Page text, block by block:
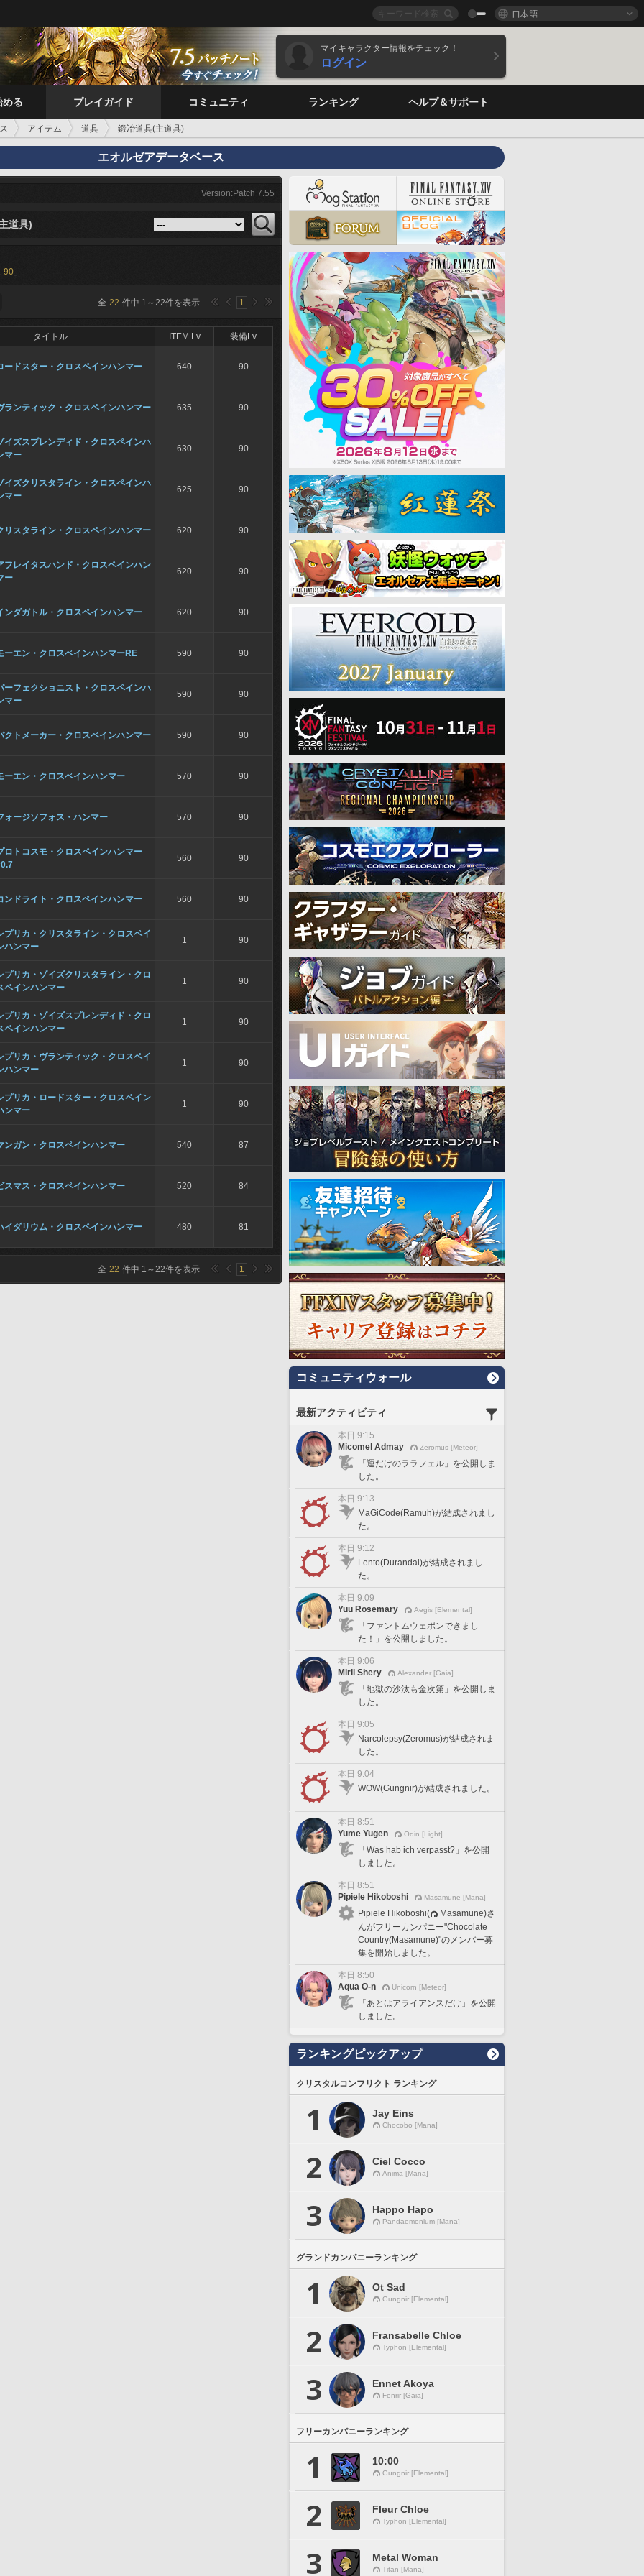
日本語
マイキャラクター情報をチェック！
ログイン
める プレイガイド コミュニティ ランキング ヘルプ＆サポート
アイテム 道具 鍛冶道具(主道具)
エオルゼアデータベース
Version:Patch 7.55
道具)
90 」
全 22 件中 1 ～22件を表示 1
タイトル ITEM Lv 装備Lv
ードスター・クロスペインハンマー 640 90
ランティック・クロスペインハンマー 635 90
イズスプレンディド・クロスペインハ
マー
630 90
イズクリスタライン・クロスペインハ
マー
625 90
リスタライン・クロスペインハンマー 620 90
フレイタスハンド・クロスペインハン
ー
620 90
ンダガトル・クロスペインハンマー 620 90
ーエン・クロスペインハンマーRE 590 90
ーフェクショニスト・クロスペインハ
マー
590 90
クトメーカー・クロスペインハンマー 590 90
ーエン・クロスペインハンマー 570 90
ォージソフォス・ハンマー 570 90
ロトコスモ・クロスペインハンマー
560 90
ンドライト・クロスペインハンマー 560 90
プリカ・クリスタライン・クロスペイ
ハンマー
1 90
プリカ・ゾイズクリスタライン・クロ
ペインハンマー
1 90
プリカ・ゾイズスプレンディド・クロ
ペインハンマー
1 90
プリカ・ヴランティック・クロスペイ
ハンマー
1 90
プリカ・ロードスター・クロスペイン
ンマー
1 90
ンガン・クロスペインハンマー 540 87
スマス・クロスペインハンマー 520 84
イダリウム・クロスペインハンマー 480 81
全 22 件中 1 ～22件を表示 1
コミュニティウォール
最新アクティビティ
本日 9:15
Micomel Admay
Zeromus [Meteor]
「運だけのララフェル」を公開しま
した。
本日 9:13
MaGiCode(Ramuh)が結成されまし
た。
本日 9:12
Lento(Durandal)が結成されまし
た。
本日 9:09
Yuu Rosemary
Aegis [Elemental]
「ファントムウェポンできまし
た！」を公開しました。
本日 9:06
Miril Shery
Alexander [Gaia]
「地獄の沙汰も金次第」を公開しま
した。
本日 9:05
Narcolepsy(Zeromus)が結成されま
した。
本日 9:04
WOW(Gungnir)が結成されました。
本日 8:51
Yume Yugen
Odin [Light]
「Was hab ich verpasst?」を公開
しました。
本日 8:51
Pipiele Hikoboshi
Masamune [Mana]
Pipiele Hikoboshi(
Masamune)さ
んがフリーカンパニー"Chocolate
Country(Masamune)"のメンバー募
集を開始しました。
本日 8:50
Aqua O-n
Unicorn [Meteor]
「あとはアライアンスだけ」を公開
しました。
ランキングピックアップ
クリスタルコンフリクト ランキング
1 Jay Eins
Chocobo [Mana]
2 Ciel Cocco
Anima [Mana]
3 Happo Hapo
Pandaemonium [Mana]
グランドカンパニーランキング
1 Ot Sad
Gungnir [Elemental]
2 Fransabelle Chloe
Typhon [Elemental]
3 Ennet Akoya
Fenrir [Gaia]
フリーカンパニーランキング
1 10:00
Gungnir [Elemental]
2 Fleur Chloe
Typhon [Elemental]
3 Metal Woman
Titan [Mana]